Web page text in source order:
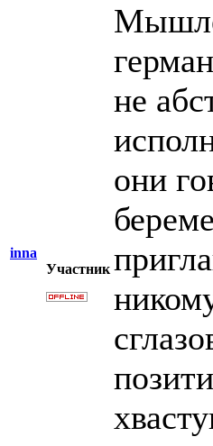
inna
Участник
не
они